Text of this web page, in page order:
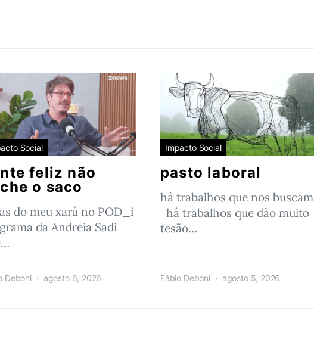
Social
feliz não
o saco
do meu xará no POD_i
da Andreia Sadi
Deboni agosto 6, 2026
Impacto Social
pasto laboral
há trabalhos que nos buscam
há trabalhos que dão muito
tesão…
Fábio Deboni agosto 5, 2026